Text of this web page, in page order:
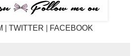
TWITTER FACEBOOK